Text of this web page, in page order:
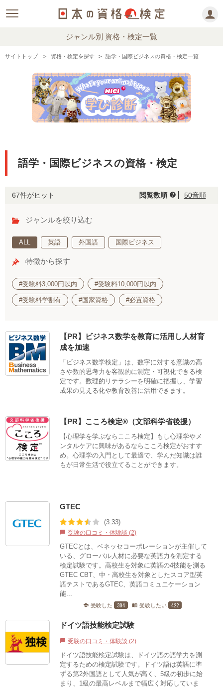
ジャンル別 資格・検定一覧
サイトトップ 資格・検定を探す 語学・国際ビジネスの資格・検定一覧
語学・国際ビジネスの資格・検定
67件がヒット 閲覧数順 help 50音順
ジャンルを絞り込む
ALL 英語 外国語 国際ビジネス
特徴から探す
#受験料3,000円以内 #受験料10,000円以内
#受験料学割有 #国家資格 #必置資格
【PR】ビジネス数学を教育に活用し人材育
成を加速
「ビジネス数学検定」は、数字に対する意識の高
さや数的思考力を客観的に測定・可視化できる検
定です。数理的リテラシーを明確に把握し、学習
成果の見える化や教育改善に活用できます。
【PR】こころ検定®（文部科学省後援）
【心理学を学ぶならこころ検定】もし心理学やメ
ンタルケアに興味があるならこころ検定がおすす
め。心理学の入門として最適で、学んだ知識は誰
もが日常生活で役立てることができます。
GTEC
(3.33)
chat_bubble 受験の口コミ・体験談 (2)
GTECとは、ベネッセコーポレーションが主催して
いる、グローバル人材に必要な英語力を測定する
検定試験です。高校生を対象に英語の4技能を測る
GTEC CBT、中・高校生を対象としたスコア型英
語テストであるGTEC、英語コミュニケーション
能...
school 受験した 304 menu_book 受験したい 422
ドイツ語技能検定試験
chat_bubble 受験の口コミ・体験談 (2)
ドイツ語技能検定試験は、ドイツ語の語学力を測
定するための検定試験です。ドイツ語は英語に準
ずる第2外国語として人気が高く、5級の初歩に始
まり、1級の最高レベルまで幅広く対応していま